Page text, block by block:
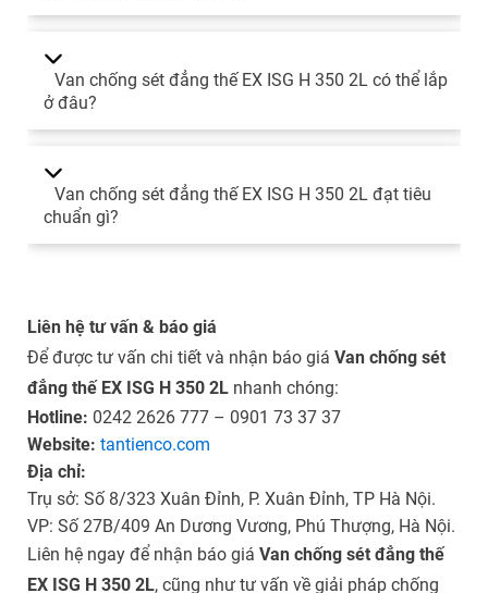
Van chống sét đẳng thế EX ISG H 350 2L có thể lắp
ở đâu?
Van chống sét đẳng thế EX ISG H 350 2L đạt tiêu
chuẩn gì?
Liên hệ tư vấn & báo giá
Để được tư vấn chi tiết và nhận báo giá Van chống sét
đẳng thế EX ISG H 350 2Lnhanh chóng:
Hotline: 0242 2626 777 – 0901 73 37 37
Website: tantienco.com
Địa chỉ:
Trụ sở: Số 8/323 Xuân Đỉnh, P. Xuân Đỉnh, TP Hà Nội.
VP: Số 27B/409 An Dương Vương, Phú Thượng, Hà Nội.
Liên hệ ngay để nhận báo giá Van chống sét đẳng thế
EX ISG H 350 2L, cũng như tư vấn về giải pháp chống